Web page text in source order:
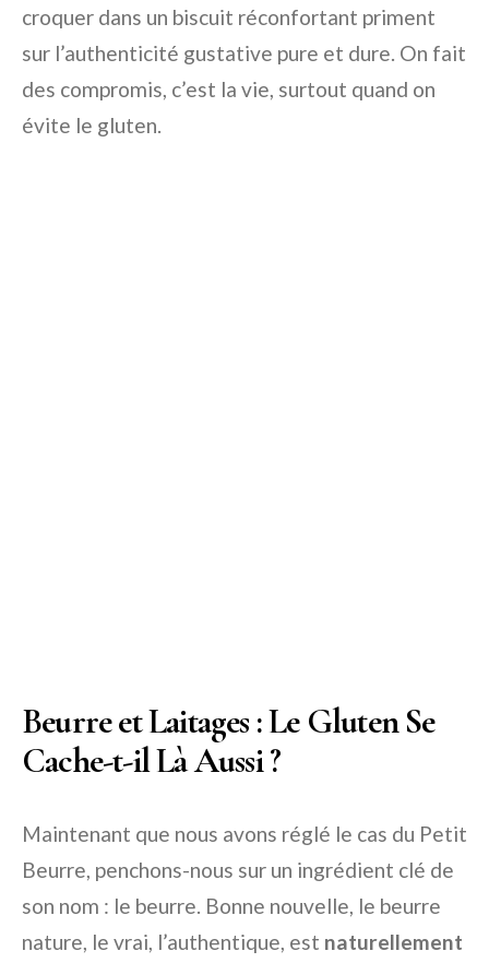
croquer dans un biscuit réconfortant priment
sur l’authenticité gustative pure et dure. On fait
des compromis, c’est la vie, surtout quand on
évite le gluten.
Beurre et Laitages : Le Gluten Se
Cache-t-il Là Aussi ?
Maintenant que nous avons réglé le cas du Petit
Beurre, penchons-nous sur un ingrédient clé de
son nom : le beurre. Bonne nouvelle, le beurre
nature, le vrai, l’authentique, est naturellement